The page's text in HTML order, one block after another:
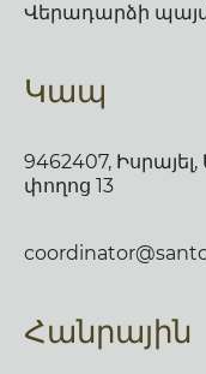
Վերադարձի
Կապ
9462407,
փողոց 13
Հանրային